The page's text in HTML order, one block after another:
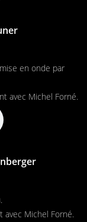
en onde par
avec Michel Forné.
Michel Forné.